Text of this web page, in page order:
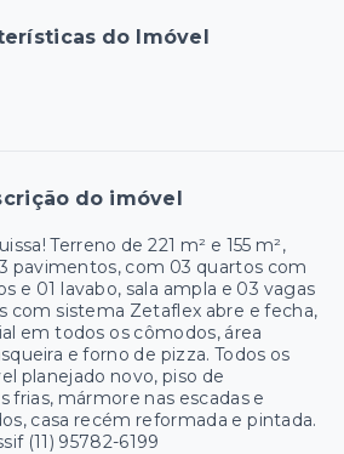
do Imóvel
do imóvel
Terreno de 221 m² e 155 m²,
pavimentos, com 03 quartos com
e 01 lavabo, sala ampla e 03 vagas
com sistema Zetaflex abre e fecha,
em todos os cômodos, área
e forno de pizza. Todos os
planejado novo, piso de
frias, mármore nas escadas e
casa recém reformada e pintada.
(11) 95782-6199